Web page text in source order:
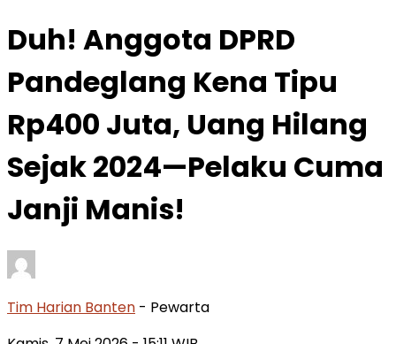
Duh! Anggota DPRD
Pandeglang Kena Tipu
Rp400 Juta, Uang Hilang
Sejak 2024—Pelaku Cuma
Janji Manis!
Tim Harian Banten - Pewarta